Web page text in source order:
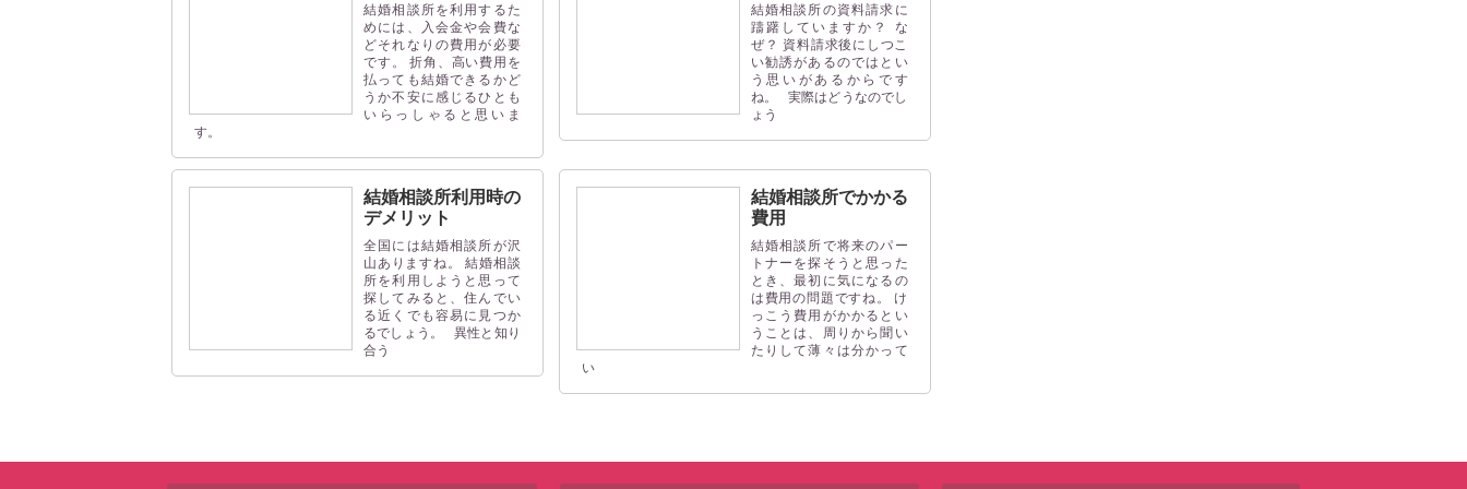
結婚相談所を利用するた
めには、入会金や会費な
どそれなりの費用が必要
です。 折角、高い費用を
払っても結婚できるかど
うか不安に感じるひとも
いらっしゃると思いま
す。
結婚相談所の資料請求に
躊躇していますか？ な
ぜ？ 資料請求後にしつこ
い勧誘があるのではとい
う思いがあるからです
ね。 実際はどうなのでし
ょう
結婚相談所利用時の
デメリット
全国には結婚相談所が沢
山ありますね。 結婚相談
所を利用しようと思って
探してみると、住んでい
る近くでも容易に見つか
るでしょう。 異性と知り
合う
結婚相談所でかかる
費用
結婚相談所で将来のパー
トナーを探そうと思った
とき、最初に気になるの
は費用の問題ですね。 け
っこう費用がかかるとい
うことは、周りから聞い
たりして薄々は分かって
い